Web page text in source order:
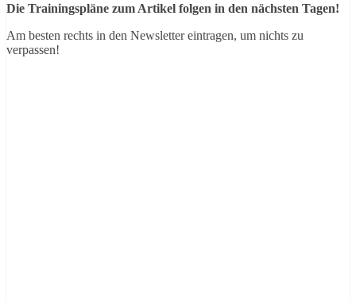
Die Trainingspläne zum Artikel folgen in den nächsten Tagen!
Am besten rechts in den Newsletter eintragen, um nichts zu
verpassen!